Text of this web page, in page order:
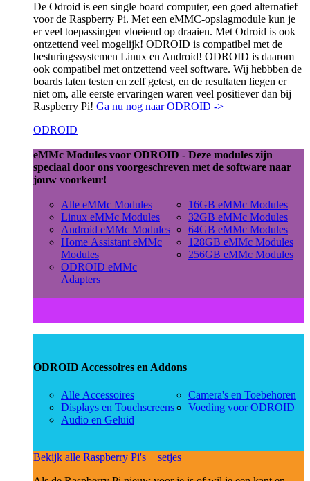
De Odroid is een single board computer, een goed alternatief
voor de Raspberry Pi. Met een eMMC-opslagmodule kun je
er veel toepassingen vloeiend op draaien. Met Odroid is ook
ontzettend veel mogelijk! ODROID is compatibel met de
besturingssystemen Linux en Android! ODROID is daarom
ook compatibel met ontzettend veel software. Wij hebbben de
boards laten testen en zelf getest, en de resultaten liegen er
niet om, alle eerste ervaringen waren veel positiever dan bij
Raspberry Pi! Ga nu nog naar ODROID ->
ODROID
eMMc Modules voor ODROID - Deze modules zijn
speciaal door ons voorgeschreven met de software naar
jouw voorkeur!
Alle eMMc Modules
Linux eMMc Modules
Android eMMc Modules
Home Assistant eMMc
Modules
ODROID eMMc
Adapters
16GB eMMc Modules
32GB eMMc Modules
64GB eMMc Modules
128GB eMMc Modules
256GB eMMc Modules
ODROID Accessoires en Addons
Alle Accessoires
Displays en Touchscreens
Audio en Geluid
Camera's en Toebehoren
Voeding voor ODROID
Bekijk alle Raspberry Pi's + setjes